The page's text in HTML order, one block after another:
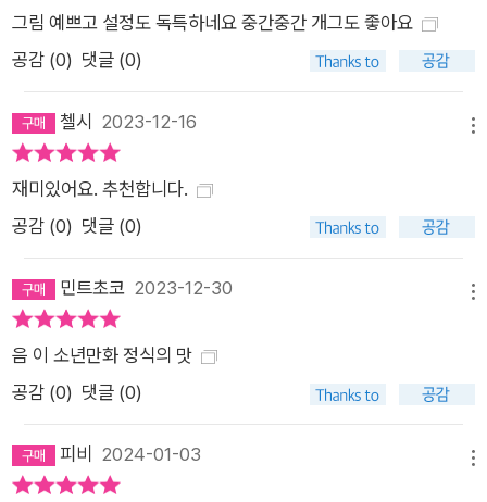
그림 예쁘고 설정도 독특하네요 중간중간 개그도 좋아요
공감 (0) 댓글 (0)
첼시 2023-12-16
재미있어요. 추천합니다.
공감 (0) 댓글 (0)
민트초코 2023-12-30
음 이 소년만화 정식의 맛
공감 (0) 댓글 (0)
피비 2024-01-03